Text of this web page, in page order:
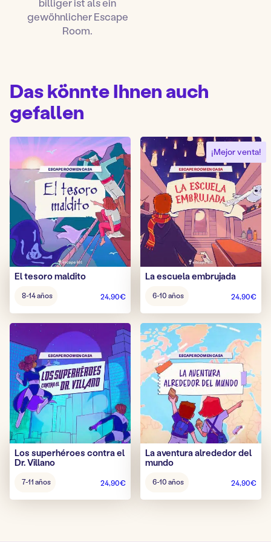
gewöhnlicher Escape
Room.
Das könnte Ihnen auch
gefallen
El tesoro maldito
Spiel:
8-14 años 24,90€
¡Mejor venta!
La escuela embrujada
Spiel:
6-10 años 24,90€
Los superhéroes contra el
Dr. Villano
Spiel:
7-11 años 24,90€
La aventura alrededor del
mundo
Spiel:
6-10 años 24,90€